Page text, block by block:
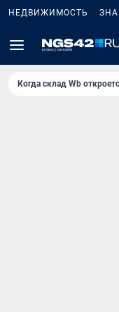
НЕДВИЖИМОСТЬ
Когда склад Wb